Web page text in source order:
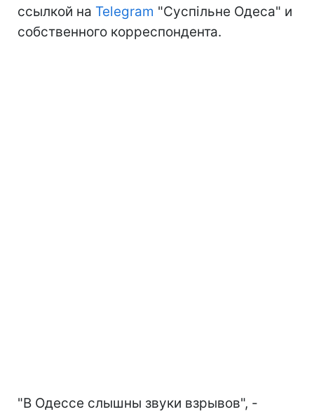
ссылкой на Telegram "Суспільне Одеса" и
собственного корреспондента.
"В Одессе слышны звуки взрывов", -